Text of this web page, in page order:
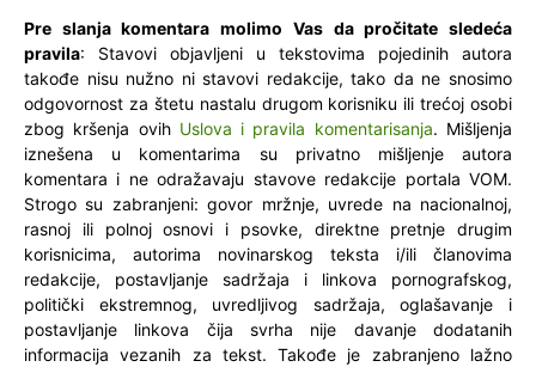
Pre slanja komentara molimo Vas da pročitate sledeća
pravila: Stavovi objavljeni u tekstovima pojedinih autora
takođe nisu nužno ni stavovi redakcije, tako da ne snosimo
odgovornost za štetu nastalu drugom korisniku ili trećoj osobi
zbog kršenja ovih Uslova i pravila komentarisanja. Mišljenja
iznešena u komentarima su privatno mišljenje autora
komentara i ne odražavaju stavove redakcije portala VOM.
Strogo su zabranjeni: govor mržnje, uvrede na nacionalnoj,
rasnoj ili polnoj osnovi i psovke, direktne pretnje drugim
korisnicima, autorima novinarskog teksta i/ili članovima
redakcije, postavljanje sadržaja i linkova pornografskog,
politički ekstremnog, uvredljivog sadržaja, oglašavanje i
postavljanje linkova čija svrha nije davanje dodatanih
informacija vezanih za tekst. Takođe je zabranjeno lažno